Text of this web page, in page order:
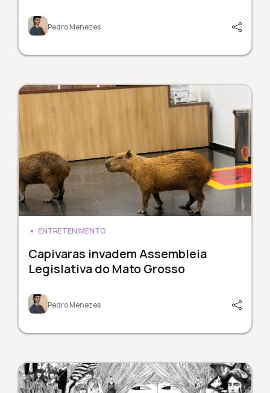
Pedro Menezes
ENTRETENIMENTO
Capivaras invadem Assembleia
Legislativa do Mato Grosso
Pedro Menezes